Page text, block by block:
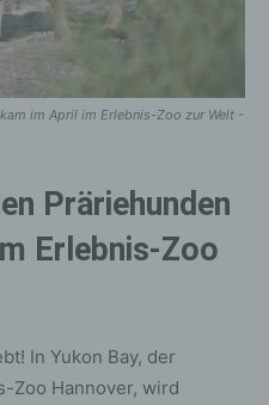
im April im Erlebnis-Zoo zur Welt -
Präriehunden
Erlebnis-Zoo
In Yukon Bay, der
Zoo Hannover, wird